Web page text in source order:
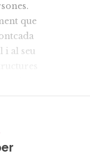
que
i al seu
febrer